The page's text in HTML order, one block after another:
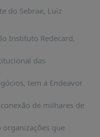
do Sebrae, Luiz
Instituto Redecard,
das
tem a Endeavor
de milhares de
que